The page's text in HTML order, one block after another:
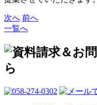
次へ 前へ
一覧へ